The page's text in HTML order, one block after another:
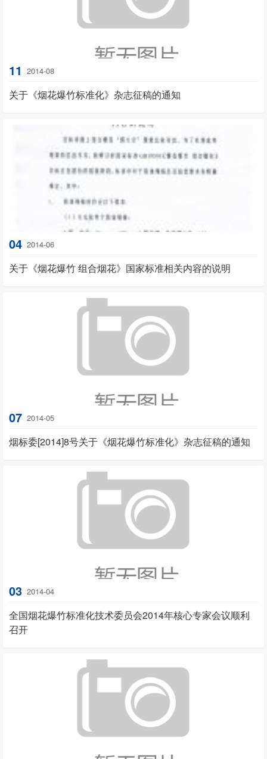
11 2014-08
关于《烟花爆竹标准化》杂志征稿的通知
04 2014-06
关于《烟花爆竹 组合烟花》国家标准相关内容的说明
07 2014-05
烟标委[2014]8号关于《烟花爆竹标准化》杂志征稿的通知
03 2014-04
全国烟花爆竹标准化技术委员会2014年核心专家会议顺利
召开